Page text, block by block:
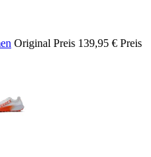
Original Preis 139,95 € Preis